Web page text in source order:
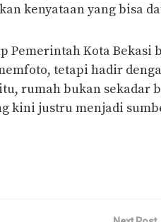
kenyataan yang bisa
Pemerintah Kota Bekasi
tetapi hadir
rumah bukan sekadar
kini justru menjadi